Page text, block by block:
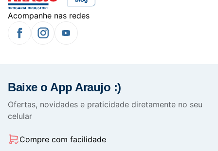
Acompanhe nas redes
Baixe o App Araujo :)
Ofertas, novidades e praticidade diretamente no seu
celular
Compre com facilidade